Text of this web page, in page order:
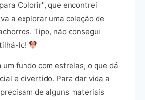
Colorir", que encontrei
a explorar uma coleção de
Tipo, não consegui
lo!
um fundo com estrelas, o que dá
e divertido. Para dar vida a
de alguns materiais